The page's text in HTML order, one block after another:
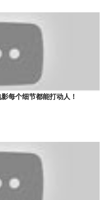
每个细节都能打动人！